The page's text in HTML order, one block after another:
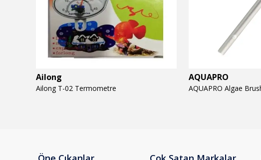
Ailong
Ailong T-02 Termometre
AQUAPRO